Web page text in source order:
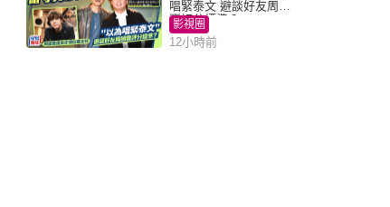
唱緊泰文 避談好友周國
豐評分標準？
影視圈
12小時前